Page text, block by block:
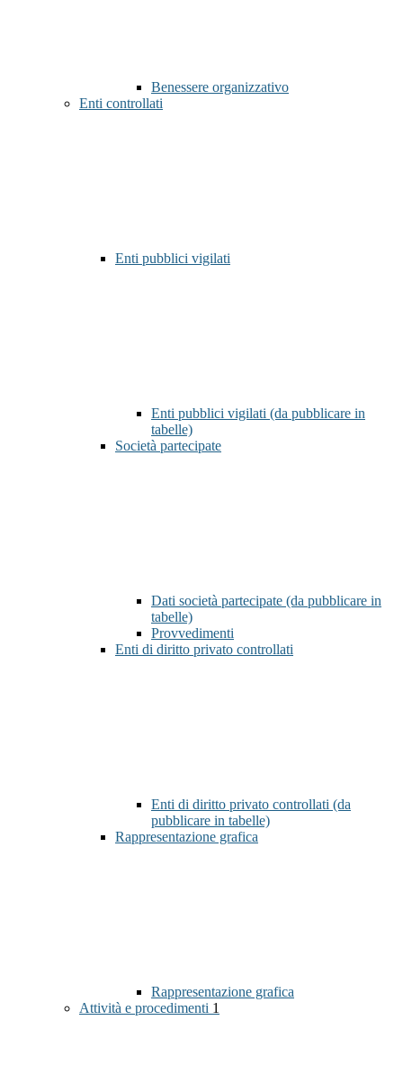
Benessere organizzativo
Enti controllati
Enti pubblici vigilati
Enti pubblici vigilati (da pubblicare in
tabelle)
Società partecipate
Dati società partecipate (da pubblicare in
tabelle)
Provvedimenti
Enti di diritto privato controllati
Enti di diritto privato controllati (da
pubblicare in tabelle)
Rappresentazione grafica
Rappresentazione grafica
Attività e procedimenti 1